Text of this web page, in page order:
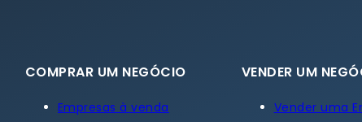
COMPRAR UM NEGÓCIO
Empresas à venda
VENDER UM
Vender uma